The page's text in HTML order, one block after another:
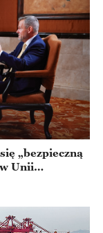
„bezpieczną
Unii